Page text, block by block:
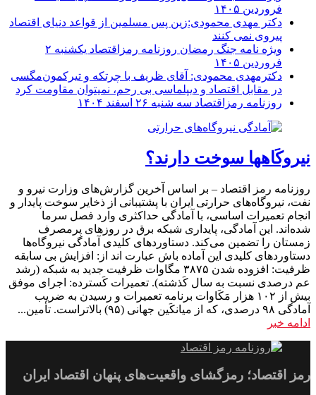
فروردین ۱۴۰۵
دکتر مهدی محمودی:زین پس مسلمین از قواعد دنیاى اقتصاد
پیروى نمی کنند
ویژه نامه جنگ رمضان روزنامه رمزاقتصاد یکشنبه ۲
فروردین ۱۴۰۵
دکترمهدى محمودى: آقای ظریف با چرتکه و تیرکمون‌مگسی
در مقابل اقتصاد و دیپلماسی بی رحم، نمیتوان مقاومت کرد
روزنامه رمزاقتصاد سه شنبه ۲۶ اسفند ۱۴۰۴
نیروکَاهها سوخت دارند؟
روزنامه رمز اقتصاد – بر اساس آخرین گزارش‌های وزارت نیرو و
نفت، نیروگاه‌های حرارتی ایران با پشتیبانی از ذخایر سوخت پایدار و
انجام تعمیرات اساسی، با آمادگی حداکثری وارد فصل سرما
شده‌اند. این آمادگی، پایداری شبکه برق در روزهای پرمصرف
زمستان را تضمین می‌کند. دستاوردهای کلیدی آمادگی نیروگاه‌ها
دستاوردهای کلیدی این آماده باش عبارت اند از: افزایش بی سابقه
ظرفیت: افزوده شدن ۳۸۷۵ مگاوات ظرفیت جدید به شبکه (رشد
عم درصدی نسبت به سال کَذشته). تعمیرات کَسترده: اجرای موفق
بیش از ۱۰۲ هزار مَکَاوات برنامه تعمیرات و رسیدن به ضریب
آمادگی ۹۸ درصدی، که از میانکَین جهانی (۹۵) بالاتراست. تأمین...
ادامه خبر
رمز اقتصاد؛ رمزگشای واقعیت‌های پنهان اقتصاد ایران